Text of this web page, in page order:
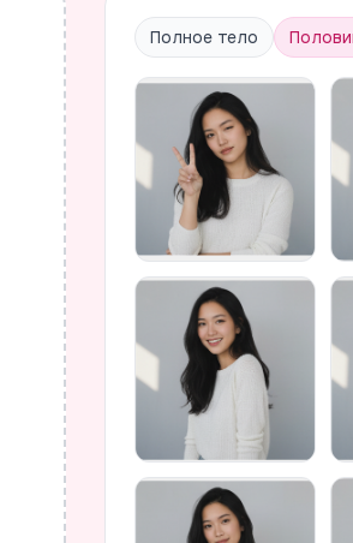
Полное тело